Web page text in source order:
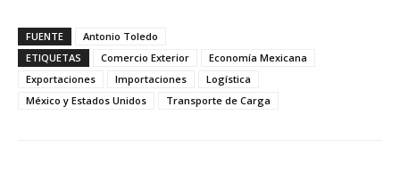
FUENTE
Antonio Toledo
ETIQUETAS
Comercio Exterior
Economía Mexicana
Exportaciones
Importaciones
Logística
México y Estados Unidos
Transporte de Carga